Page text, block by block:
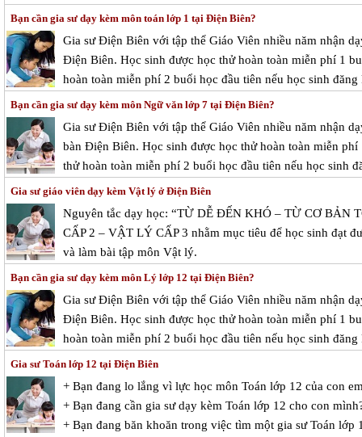
Bạn cần gia sư dạy kèm môn toán lớp 1 tại Điện Biên?
Gia sư Điện Biên với tập thể Giáo Viên nhiều năm nhận
Điện Biên. Học sinh được học thử hoàn toàn miễn phí 1
hoàn toàn miễn phí 2 buổi học đầu tiên nếu học sinh
Bạn cần gia sư dạy kèm môn Ngữ văn lớp 7 tại Điện Biên?
Gia sư Điện Biên với tập thể Giáo Viên nhiều năm nhận
bàn Điện Biên. Học sinh được học thử hoàn toàn miễn
thử hoàn toàn miễn phí 2 buổi học đầu tiên nếu học sinh
Gia sư giáo viên dạy kèm Vật lý ở Điện Biên
Nguyên tắc dạy học: “TỪ DỄ ĐẾN KHÓ – TỪ CƠ BẢN
CẤP 2 – VẬT LÝ CẤP 3 nhằm mục tiêu để học sinh đạt
và làm bài tập môn Vật lý.
Bạn cần gia sư dạy kèm môn Lý lớp 12 tại Điện Biên?
Gia sư Điện Biên với tập thể Giáo Viên nhiều năm nhận
Điện Biên. Học sinh được học thử hoàn toàn miễn phí 1
hoàn toàn miễn phí 2 buổi học đầu tiên nếu học sinh
Gia sư Toán lớp 12 tại Điện Biên
+ Bạn đang lo lắng vì lực học môn Toán lớp 12 của con
+ Bạn đang cần gia sư dạy kèm Toán lớp 12 cho con
+ Bạn đang băn khoăn trong việc tìm một gia sư Toán lớp